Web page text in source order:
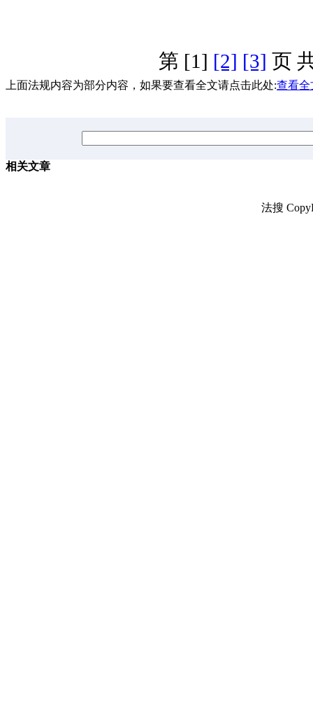
第 [1] [2] [3] 页
上面法规内容为部分内容，如果要查看全文请点击此处:查看全
相关文章
法搜